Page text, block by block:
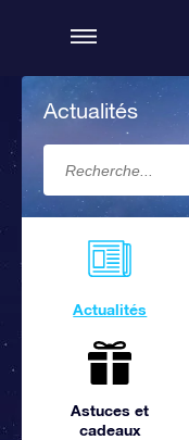
Actualités
Actualités
Astuces et
cadeaux